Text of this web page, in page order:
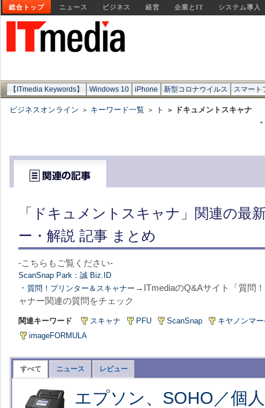
総合トップ ニュース ビジネス 経営 企業とIT システム導入
【ITmedia Keywords】 Windows 10 iPhone 新型コロナウイルス スマート
ビジネスオンライン > キーワード一覧 > ト > ドキュメントスキャナ
「ドキュメントスキャナ」関連の最
ー・解説 記事 まとめ
-こちらもご覧ください-
ScanSnap Park：誠 Biz.ID
・ 質問！プリンター＆スキャナー →ITmediaのQ&Aサイト「質問
ャナー関連の質問をチェック
関連キーワード スキャナ PFU ScanSnap
キヤノンマ
imageFORMULA
すべて ニュース レビュー
エプソン、SOHO／個